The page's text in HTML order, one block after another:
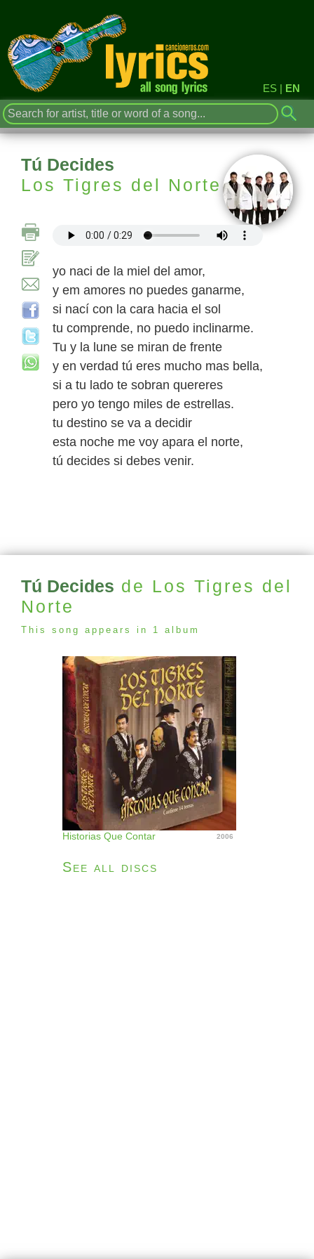
ES | EN
Tú Decides
Los Tigres del Norte
yo naci de la miel del amor,
y em amores no puedes ganarme,
si nací con la cara hacia el sol
tu comprende, no puedo inclinarme.
Tu y la lune se miran de frente
y en verdad tú eres mucho mas bella,
si a tu lado te sobran quereres
pero yo tengo miles de estrellas.
tu destino se va a decidir
esta noche me voy apara el norte,
tú decides si debes venir.
Tú Decides de Los Tigres del
Norte
This song appears in 1 album
Historias Que Contar 2006
See all discs